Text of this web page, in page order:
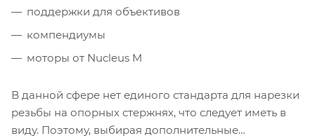
поддержки для объективов
компендиумы
моторы от Nucleus M
В данной сфере нет единого стандарта для нарезки
резьбы на опорных стержнях, что следует иметь в
виду. Поэтому, выбирая дополнительные